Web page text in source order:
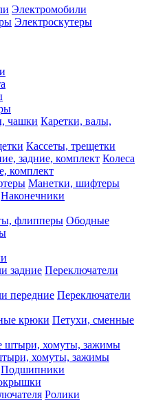
Электромобили
Электроскутеры
Каретки, валы,
Кассеты, трещетки
Колеса
комплект
Манетки, шифтеры
Наконечники
Ободные
Переключатели
Переключатели
Петухи, сменные
хомуты, зажимы
Подшипники
Ролики